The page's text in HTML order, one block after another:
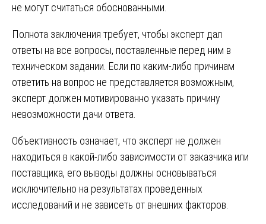
не могут считаться обоснованными.
Полнота заключения требует, чтобы эксперт дал
ответы на все вопросы, поставленные перед ним в
техническом задании. Если по каким-либо причинам
ответить на вопрос не представляется возможным,
эксперт должен мотивированно указать причину
невозможности дачи ответа.
Объективность означает, что эксперт не должен
находиться в какой-либо зависимости от заказчика или
поставщика, его выводы должны основываться
исключительно на результатах проведенных
исследований и не зависеть от внешних факторов.